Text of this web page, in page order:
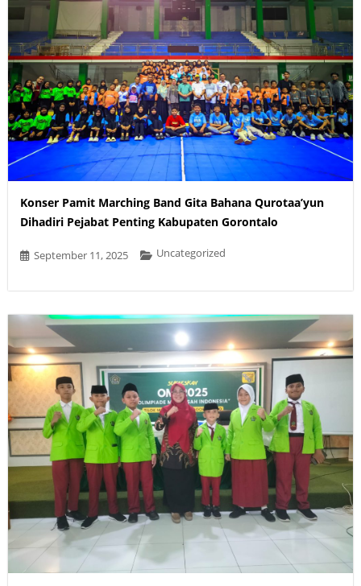
Konser Pamit Marching Band Gita Bahana Qurotaa’yun
Dihadiri Pejabat Penting Kabupaten Gorontalo
September 11, 2025 Uncategorized